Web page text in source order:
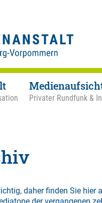
Privater Rundfunk &
daher finden Sie